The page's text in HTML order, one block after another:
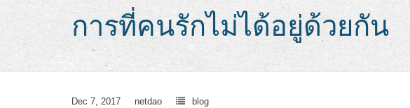
การที่คนรักไม่ได้อยู่ด้วยกัน
Dec 7, 2017 netdao
blog